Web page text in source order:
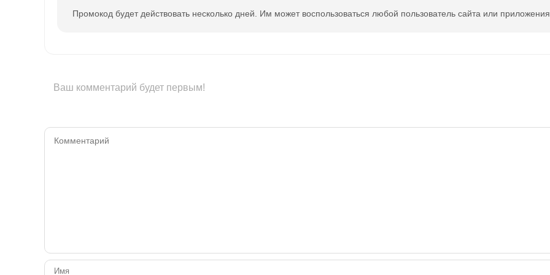
Промокод будет действовать несколько дней. Им может воспользоваться любой пользователь сайта или
Ваш комментарий будет первым!